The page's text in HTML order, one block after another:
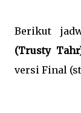
Berikut
(Trusty
versi Final